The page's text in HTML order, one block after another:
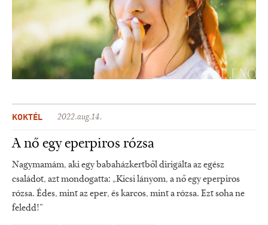
KOKTÉL 2022.aug.14.
A nő egy eperpiros rózsa
Nagymamám, aki egy babaházkertből dirigálta az egész
családot, azt mondogatta: „Kicsi lányom, a nő egy eperpiros
rózsa. Édes, mint az eper, és karcos, mint a rózsa. Ezt soha ne
feledd!”